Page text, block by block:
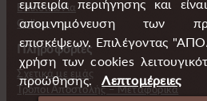
Επικοινωνία
Gallery
Πληροφορίες
Σχετικά με εμάς
Τρόποι Αποστολής – Μεταφορικά
εμπειρία περιήγησης και
απομνημόνευση των
επισκέψεων. Επιλέγοντας
χρήση των cookies
προώθησης.
Λεπτομέρειες